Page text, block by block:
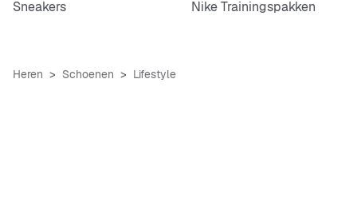
Sneakers
Nike Trainingspakken
Heren Schoenen Lifestyle